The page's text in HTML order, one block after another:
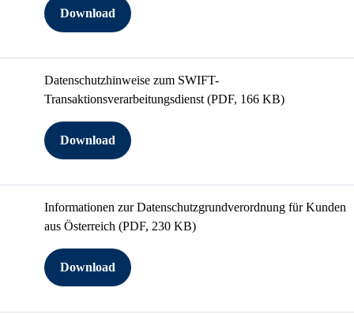
Download
Datenschutzhinweise zum SWIFT-
Transaktionsverarbeitungsdienst (PDF, 166 KB)
Download
Informationen zur Datenschutzgrundverordnung für Kunden
aus Österreich (PDF, 230 KB)
Download